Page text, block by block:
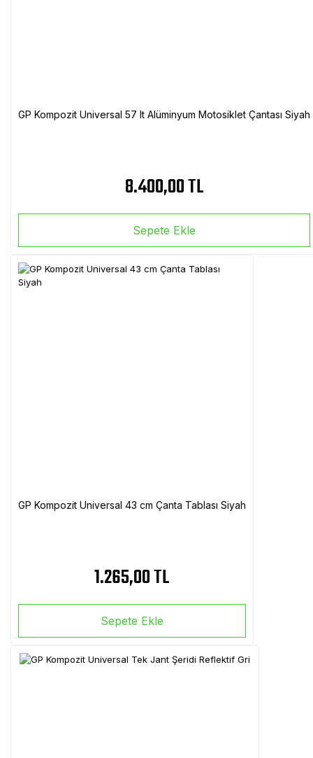
GP Kompozit Universal 57 lt Alüminyum Motosiklet Çantası Siyah
8.400,00 TL
Sepete Ekle
GP Kompozit Universal 43 cm Çanta Tablası Siyah
1.265,00 TL
Sepete Ekle